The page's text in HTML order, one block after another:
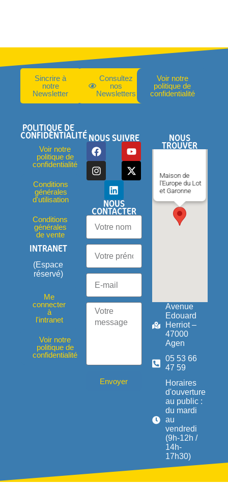
Sincrire à
notre
Newsletter
Consultez
nos
Newsletters
Voir notre
politique de
confidentialité
POLITIQUE DE
CONFIDENTIALITÉ
Voir notre
politique de
confidentialité
Conditions
générales
d'utilisation
Conditions
générales
de vente
INTRANET
(Espace
réservé)
Me
connecter
à
l'intranet
Voir notre
politique de
confidentialité
NOUS SUIVRE
NOUS
CONTACTER
Envoyer
NOUS
TROUVER
Maison de
l'Europe du Lot
et Garonne
Avenue
Edouard
Herriot –
47000
Agen
05 53 66
47 59
Horaires
d'ouverture
au public :
du mardi
au
vendredi
(9h-12h /
14h-
17h30)